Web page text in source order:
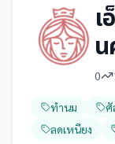
0
ทำนม ศั
ลดเหนียง